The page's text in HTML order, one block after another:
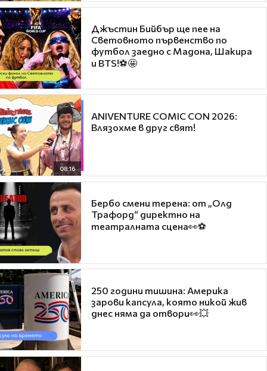
Джъстин Бийбър ще пее на
Световното първенство по
футбол заедно с Мадона, Шакира
и BTS!⚽🤩
08:16
ANIVENTURE COMIC CON 2026:
Влязохме в друг свят!
Бербо смени терена: от „Олд
Трафорд“ директно на
театралната сцена👀⚽
250 години тишина: Америка
зарови капсула, която никой жив
днес няма да отвори👀💥